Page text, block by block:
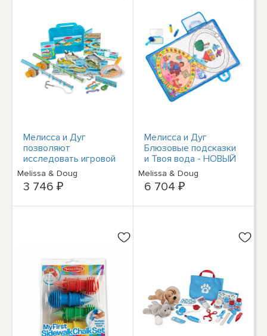
Мелисса и Дуг
позволяют
исследовать игровой
набор для рыбалки
Melissa & Doug
3 746 ₽
Мелисса и Дуг
Блюзовые подсказки
и Твоя вода - НОВЫЙ
коврик для активного
отдыха
Melissa & Doug
6 704 ₽